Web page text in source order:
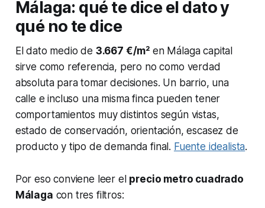
Málaga: qué te dice el dato y
qué no te dice
El dato medio de 3.667 €/m² en Málaga capital
sirve como referencia, pero no como verdad
absoluta para tomar decisiones. Un barrio, una
calle e incluso una misma finca pueden tener
comportamientos muy distintos según vistas,
estado de conservación, orientación, escasez de
producto y tipo de demanda final. Fuente idealista.
Por eso conviene leer el precio metro cuadrado
Málaga con tres filtros: